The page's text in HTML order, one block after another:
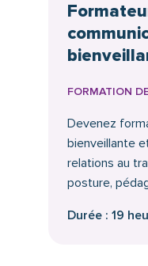
FORMATION
Devenez
bienveillante
relations au
posture,
Durée : 19